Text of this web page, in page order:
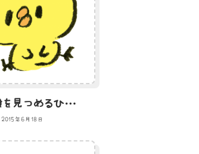
座って横を見つめるひよこのイラスト
2015年6月18日